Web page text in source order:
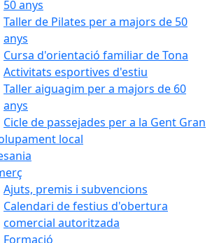
50 anys
Taller de Pilates per a majors de 50
anys
Cursa d'orientació familiar de Tona
Activitats esportives d'estiu
Taller aiguagim per a majors de 60
anys
Cicle de passejades per a la Gent Gran
local
Ajuts, premis i subvencions
Calendari de festius d'obertura
comercial autoritzada
Formació